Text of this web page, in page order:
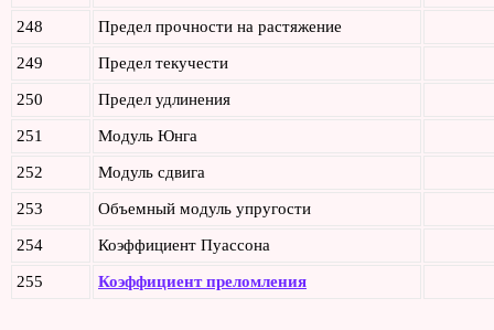
248 Предел прочности на растяжение
249 Предел текучести
250 Предел удлинения
251 Модуль Юнга
252 Модуль сдвига
253 Объемный модуль упругости
254 Коэффициент Пуассона
255 Коэффициент преломления